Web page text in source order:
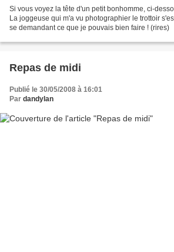
Si vous voyez la tête d'un petit bonhomme, ci-
La joggeuse qui m'a vu photographier le trottoir
se demandant ce que je pouvais bien faire ! (rires)
Repas de midi
Publié le 30/05/2008 à 16:01
Par dandylan